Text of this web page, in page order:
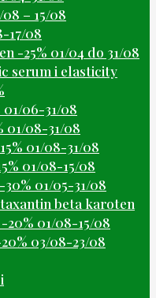
– 15/08
17/08
-25% 01/04 do 31/08
serum i elasticity
06-31/08
01/08-31/08
01/08-31/08
01/08-15/08
01/05-31/08
beta karoten
01/08-15/08
03/08-23/08